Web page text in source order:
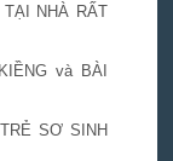
NHÀ RẤT
và BÀI
SƠ SINH